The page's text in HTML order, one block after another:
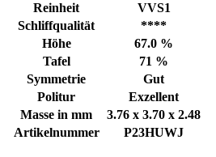
Reinheit
VVS1
Schliffqualität
****
Höhe
67.0 %
Tafel
71 %
Symmetrie
Gut
Politur
Exzellent
Masse in mm
3.76 x 3.70 x 2.48
Artikelnummer
P23HUWJ